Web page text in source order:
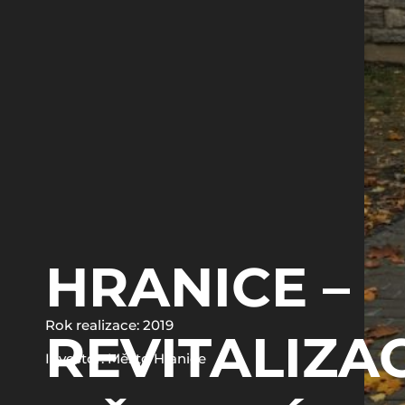
HRANICE –
Rok realizace: 2019
Investor: Město Hranice